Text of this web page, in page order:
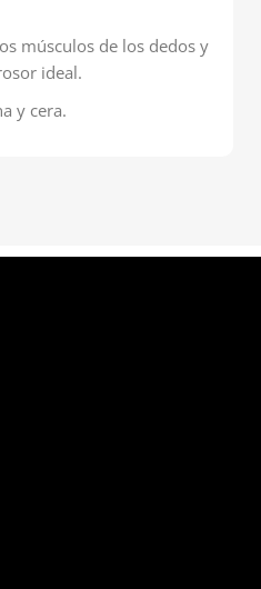
músculos de los dedos y
ideal.
y cera.